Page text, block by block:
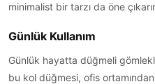
minimalist bir tarzı da öne
Günlük Kullanım
Günlük hayatta düğmeli
bu kol düğmesi, ofis